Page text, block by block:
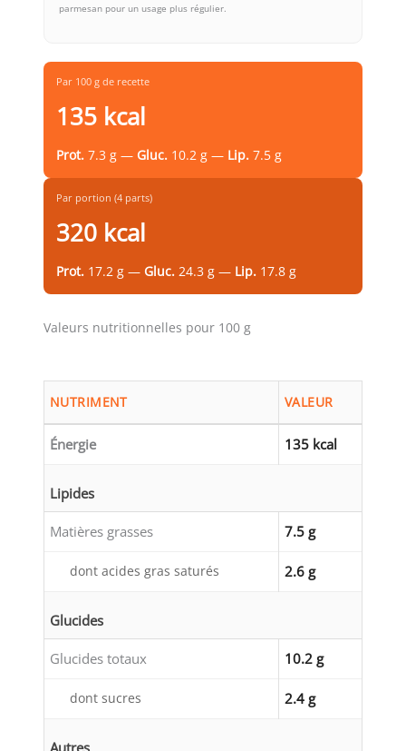
parmesan pour un usage plus régulier.
Par 100 g de recette
135 kcal
Prot. 7.3 g — Gluc. 10.2 g — Lip. 7.5 g
Par portion (4 parts)
320 kcal
Prot. 17.2 g — Gluc. 24.3 g — Lip. 17.8 g
Valeurs nutritionnelles pour 100 g
NUTRIMENT VALEUR
Énergie 135 kcal
Lipides
Matières grasses 7.5 g
dont acides gras saturés 2.6 g
Glucides
Glucides totaux 10.2 g
dont sucres 2.4 g
Autres